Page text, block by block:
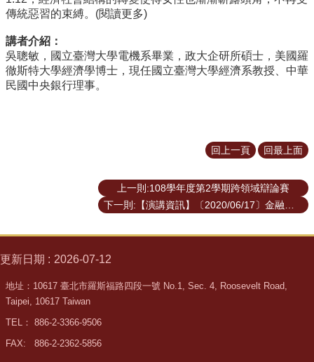
入
管
道
學
校
友
會
捐
款
專
區
傳統惡習的束縛。 (閱讀更多)
講者介紹：
吳聰敏，國立臺灣大學電機系畢業，政大企研所碩士，美國羅
徹斯特大學經濟學博士，現任國立臺灣大學經濟系教授、中華
民國中央銀行理事。
回上一頁 回最上面
上一則:108學年度第2學期跨領域辯論賽
更新日期 2026-07-12
地址：10617 臺北市羅斯福路四段一號 No.1, Sec. 4, Roosevelt Road,
Taipei, 10617 Taiwan
TEL： 886-2-3366-9506
FAX: 886-2-2362-5856